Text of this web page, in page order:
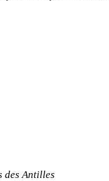
des Antilles